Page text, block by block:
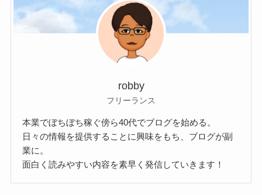
robby
フリーランス
本業でぼちぼち稼ぐ傍ら40代でブログを始める。
日々の情報を提供することに興味をもち、ブログが副
業に。
面白く読みやすい内容を素早く発信していきます！